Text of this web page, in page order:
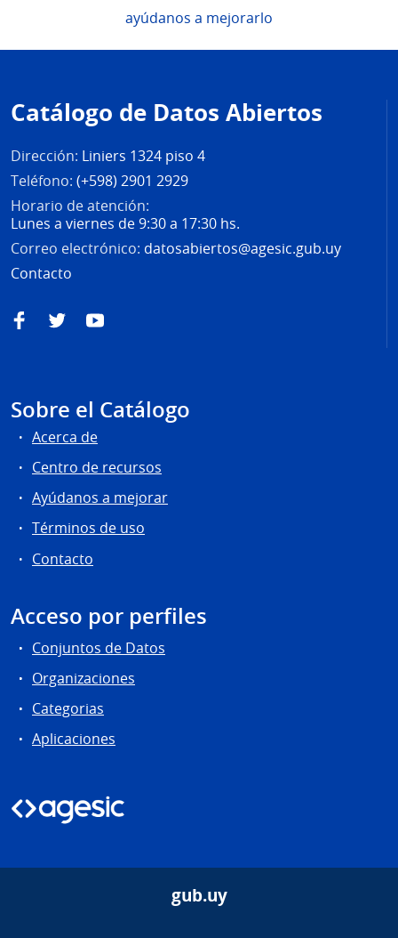
ayúdanos a mejorarlo
de
página
Catálogo de Datos Abiertos
Dirección: Liniers 1324 piso 4
Teléfono: (+598) 2901 2929
Horario de atención:
Lunes a viernes de 9:30 a 17:30 hs.
Correo electrónico: datosabiertos@agesic.gub.uy
Contacto
FacebookTwitterYouTube
Sobre el Catálogo
Acerca de
Centro de recursos
Ayúdanos a mejorar
Términos de uso
Contacto
Acceso por perfiles
Conjuntos de Datos
Organizaciones
Categorias
Aplicaciones
gub.uy